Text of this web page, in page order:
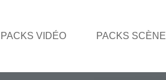
PACKS VIDÉO PACKS SCÈNE